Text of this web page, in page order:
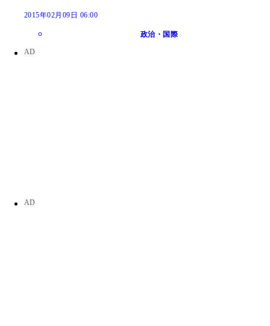
2015年02月09日 06:00
政治・国際